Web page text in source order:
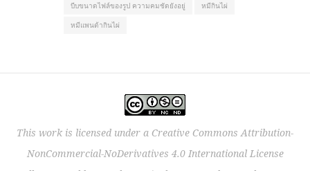
บีบขนาดไฟล์ของรูป ความคมชัดยังอยู่
หมีกินไผ่
หมีแพนด้ากินไผ่
This work is licensed under a Creative Commons Attribution-
NonCommercial-NoDerivatives 4.0 International License